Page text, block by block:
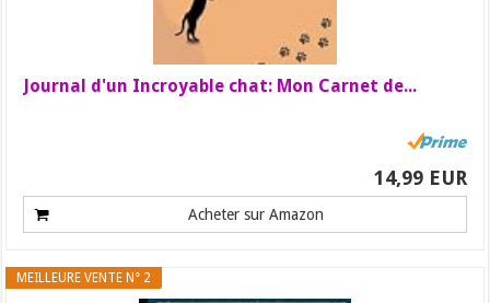
Journal d'un Incroyable chat: Mon Carnet de...
14,99 EUR
Acheter sur Amazon
MEILLEURE VENTE N° 2